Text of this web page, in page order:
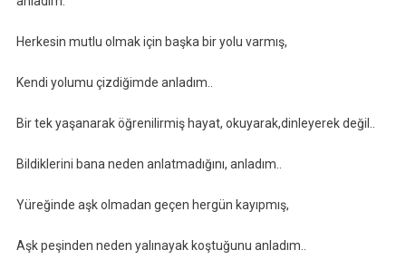
Herkesin mutlu olmak için başka bir yolu varmış,
Kendi yolumu çizdiğimde anladım..
Bir tek yaşanarak öğrenilirmiş hayat, okuyarak,dinleyerek değil..
Bildiklerini bana neden anlatmadığını, anladım..
Yüreğinde aşk olmadan geçen hergün kayıpmış,
Aşk peşinden neden yalınayak koştuğunu anladım..